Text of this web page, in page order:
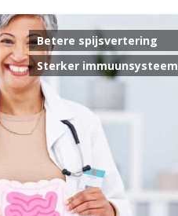
Betere spijsvertering
Sterker immuunsysteem